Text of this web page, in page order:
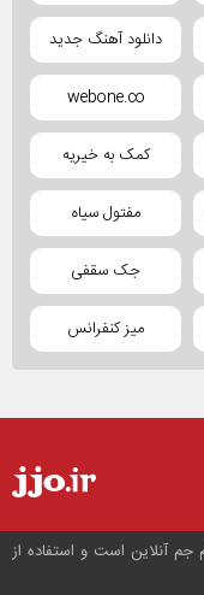
دانلود آهنگ جدید
webone.co
کمک به خیریه
مفتول سیاه
جک سقفی
میز کنفرانس
آنلاین است و استفاده از